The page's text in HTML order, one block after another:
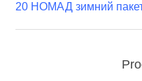
20 НОМАД зимний